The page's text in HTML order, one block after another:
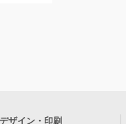
デザイン・印刷